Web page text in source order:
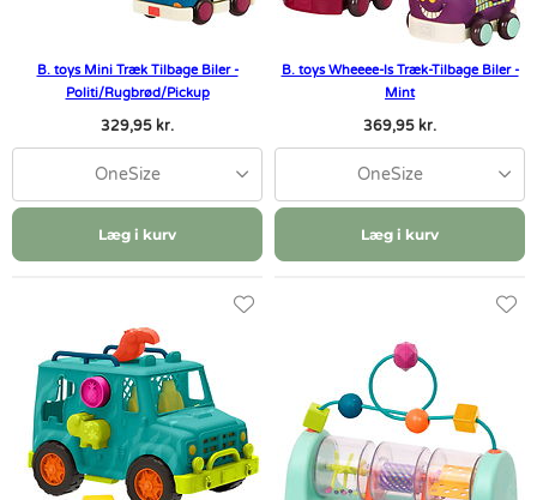
B. toys Mini Træk Tilbage Biler -
Politi/Rugbrød/Pickup
329,95 kr.
OneSize
Læg i kurv
B. toys Wheeee-ls Træk-Tilbage Biler -
Mint
369,95 kr.
OneSize
Læg i kurv